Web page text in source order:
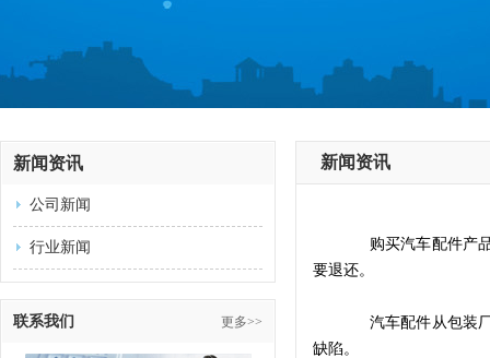
新闻资讯
公司新闻
行业新闻
联系我们 更多>>
新闻资讯
购买汽车配件产
要退还。
汽车配件从包装厂
缺陷。